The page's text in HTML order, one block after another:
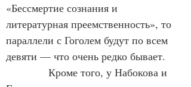
«Бессмертие сознания и
литературная преемственность», то
параллели с Гоголем будут по всем
девяти — что очень редко бывает.
Кроме того, у Набокова и